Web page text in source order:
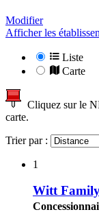
Modifier
Afficher les
Liste
Carte
Cliquez sur le
carte.
Trier par :
1
Witt